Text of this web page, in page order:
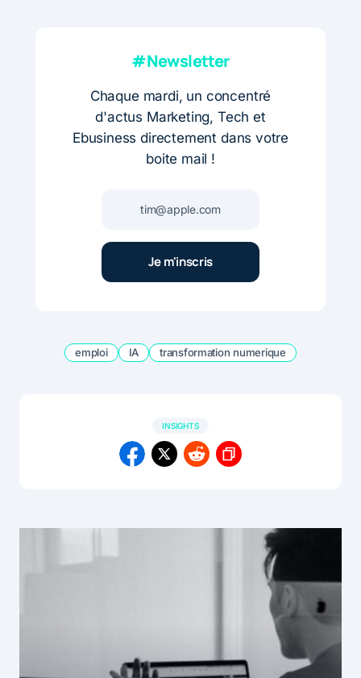
#Newsletter
Chaque mardi, un concentré
d'actus Marketing, Tech et
Ebusiness directement dans votre
boite mail !
emploi IA transformation numerique
INSIGHTS